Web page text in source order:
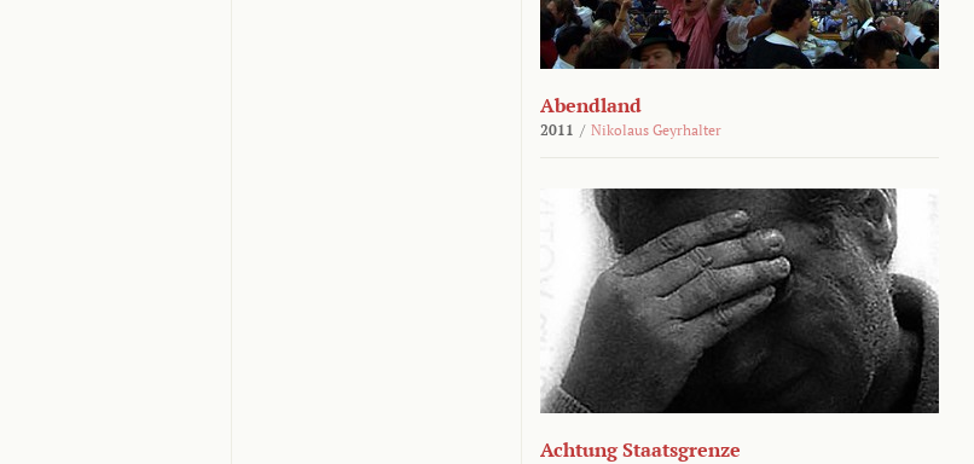
Abendland
2011 / Nikolaus Geyrhalter
Achtung Staatsgrenze